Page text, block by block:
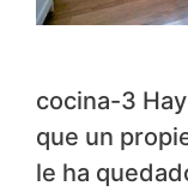
cocina-3
que un
le ha